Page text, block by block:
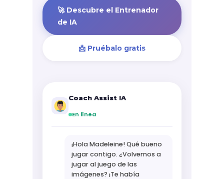
🚀 Descubre el Entrenador
de IA
📩 Pruébalo gratis
Coach Assist IA
En línea
¡Hola Madeleine! Qué bueno
jugar contigo. ¿Volvemos a
jugar al juego de las
imágenes? ¡Te había